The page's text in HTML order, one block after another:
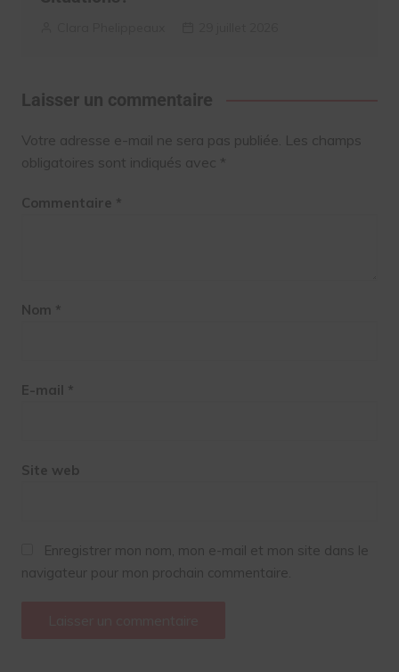
Laisser un commentaire
Votre adresse e-mail ne sera pas publiée. Les champs
obligatoires sont indiqués avec *
Commentaire *
Nom *
E-mail *
Site web
Enregistrer mon nom, mon e-mail et mon site dans le
navigateur pour mon prochain commentaire.